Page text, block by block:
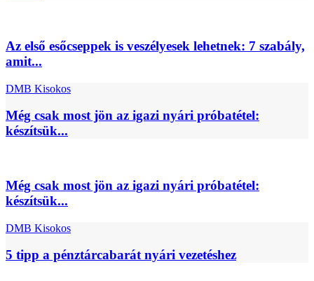
Az első esőcseppek is veszélyesek lehetnek: 7 szabály,
amit...
DMB Kisokos
Még csak most jön az igazi nyári próbatétel:
készítsük...
Még csak most jön az igazi nyári próbatétel:
készítsük...
DMB Kisokos
5 tipp a pénztárcabarát nyári vezetéshez